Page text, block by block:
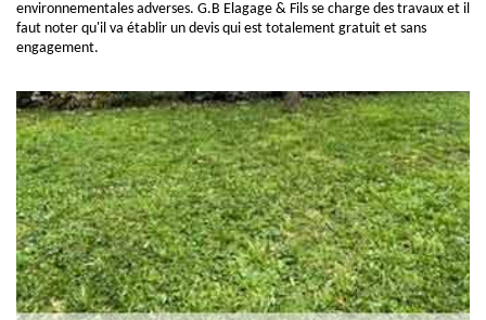
environnementales adverses. G.B Elagage & Fils se charge des travaux et il
faut noter qu'il va établir un devis qui est totalement gratuit et sans
engagement.